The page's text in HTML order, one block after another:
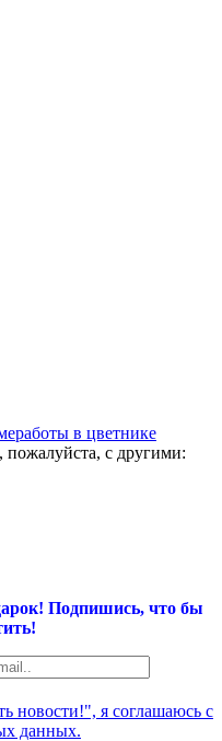
работы в цветнике
пожалуйста, с другими:
Подпишись, что бы
новости!", я соглашаюсь с
данных.